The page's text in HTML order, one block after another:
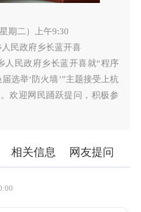
期二）上午9:30
民政府乡长蓝开喜
人民政府乡长蓝开喜就“程序
选举‘防火墙’”主题接受上杭
欢迎网民踊跃提问，积极参
相关信息 网友提问